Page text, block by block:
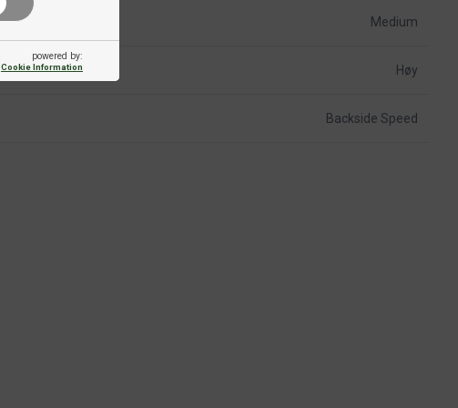
powered by:
Cookie Information
Medium
Høy
Backside Speed